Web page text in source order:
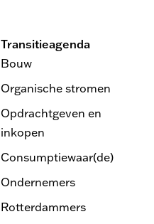
Transitieagenda
Bouw
Organische stromen
Opdrachtgeven en
inkopen
Consumptiewaar(de)
Ondernemers
Rotterdammers